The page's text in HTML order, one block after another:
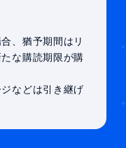
、猶予期間はリ
な購読期限が購
などは引き継げ